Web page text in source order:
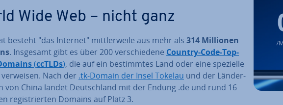
Wide Web – nicht ganz
besteht "das Internet" mitt­ler­wei­le aus mehr als 314 Millionen
. Insgesamt gibt es über 200 ver­schie­de­ne Country-Code-Top-
(ccTLDs), die auf ein be­stimm­tes Land oder eine spezielle
Nach der .tk-Domain der Insel Tokelau und der Länder-
von China landet Deutsch­land mit der Endung .de und rund 16
re­gis­trier­ten Domains auf Platz 3.